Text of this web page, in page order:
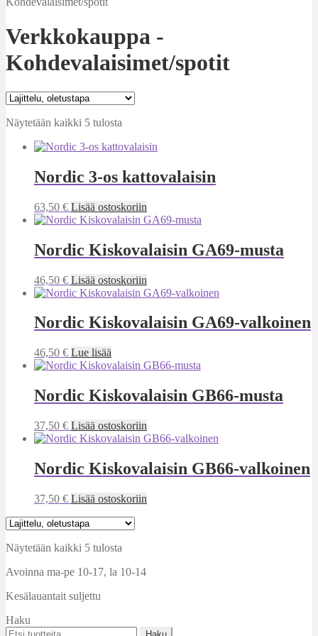
Verkkokauppa -
Kohdevalaisimet/spotit
Näytetään kaikki 5 tulosta
Nordic 3-os kattovalaisin
63,50 € Lisää ostoskoriin
Nordic Kiskovalaisin GA69-musta
46,50 € Lisää ostoskoriin
Nordic Kiskovalaisin GA69-valkoinen
46,50 € Lue lisää
Nordic Kiskovalaisin GB66-musta
37,50 € Lisää ostoskoriin
Nordic Kiskovalaisin GB66-valkoinen
37,50 € Lisää ostoskoriin
Näytetään kaikki 5 tulosta
Avoinna ma-pe 10-17, la 10-14
Kesälauantait suljettu
Haku
Etsi: